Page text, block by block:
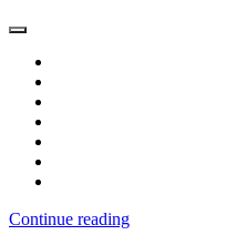
Continue reading